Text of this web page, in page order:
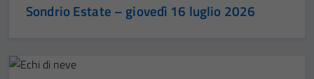
Sondrio Estate – giovedì 16 luglio 2026